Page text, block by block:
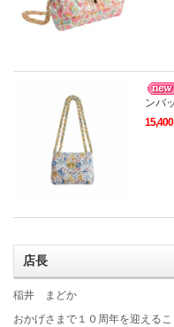
ンバ
店長
稲井 まどか
おかげさまで１０周年を迎えるこ